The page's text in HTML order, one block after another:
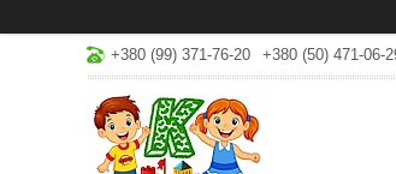
+380 (99) 371-76-20 +380 (50) 471-06-